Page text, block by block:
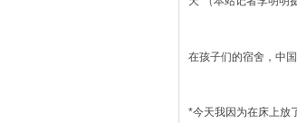
在孩子们的宿舍，中
*今天我因为在床上放